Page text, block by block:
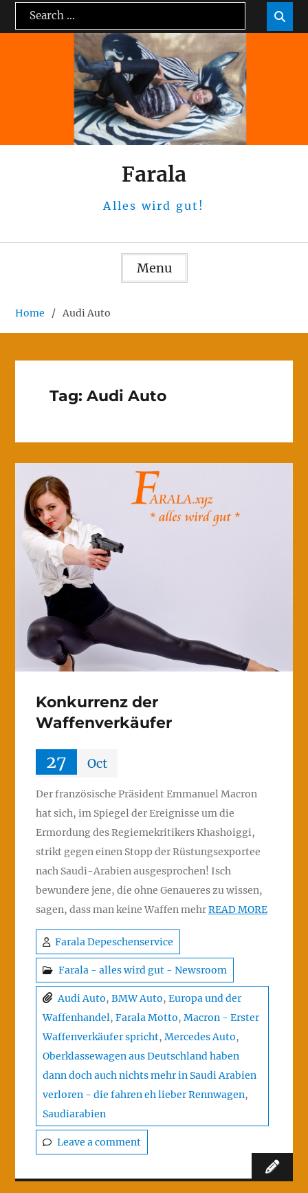
Search
for:

Farala
Alles wird gut!
Menu
Home Audi Auto
Tag: Audi Auto
Konkurrenz der
Waffenverkäufer
27 Oct
Der französische Präsident Emmanuel Macron
hat sich, im Spiegel der Ereignisse um die
Ermordung des Regiemekritikers Khashoiggi,
strikt gegen einen Stopp der Rüstungsexportee
nach Saudi-Arabien ausgesprochen! Isch
bewundere jene, die ohne Genaueres zu wissen,
sagen, dass man keine Waffen mehrREAD MORE
Farala Depeschenservice
Farala - alles wird gut - Newsroom
Audi Auto, BMW Auto, Europa und der
Waffenhandel, Farala Motto, Macron - Erster
Waffenverkäufer spricht, Mercedes Auto,
Oberklassewagen aus Deutschland haben
dann doch auch nichts mehr in Saudi Arabien
verloren - die fahren eh lieber Rennwagen,
Saudiarabien
Leave a comment